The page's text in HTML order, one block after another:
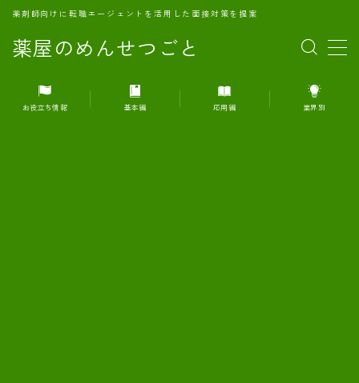
薬屋のめんせつごと
薬剤師向けに転職エージェントを活用した面接対策を提案
MENU
1.転職エージェントとは何か？
お役立ち情報 基本編 応用編 業界別